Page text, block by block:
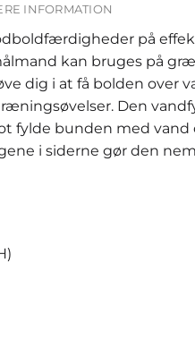
INFORMATION
på
kan bruges på
dig i at få bolden
Den
fylde bunden med
i siderne gør den